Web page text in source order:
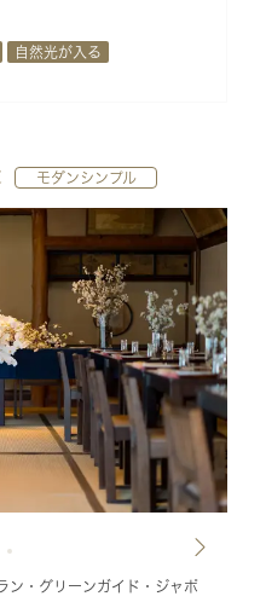
自然光が入る
モダンシンプル
ン・グリーンガイド・ジャポ